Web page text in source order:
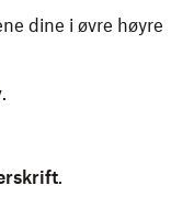
dine i øvre høyre
.
.